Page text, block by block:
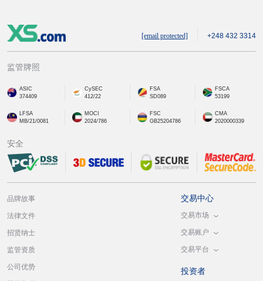
[email protected] +248 432 3314
监管牌照
ASIC
374409
CySEC
412/22
FSA
SD089
FSCA
53199
LFSA
MB/21/0081
MOCI
2024/786
FSC
GB25204786
CMA
2020000339
安全
品牌故事
法律文件
招贤纳士
监管资质
公司优势
交易中心
交易市场
交易账户
交易平台
投资者